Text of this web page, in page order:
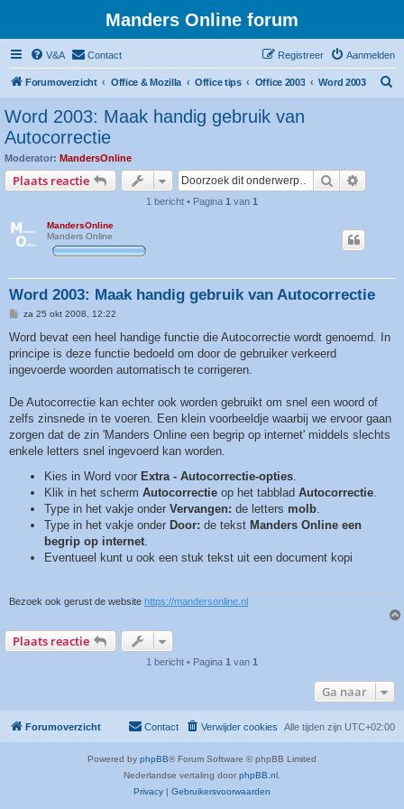
Manders Online forum
V&A Contact Aanmelden
Registreer
Forumoverzicht Office & Mozilla Office tips Office 2003 Word 2003
Word 2003: Maak handig gebruik van
Autocorrectie
Moderator: MandersOnline
Plaats reactie Zoek
1 bericht • Pagina 1 van 1
MandersOnline
Manders Online
Word 2003: Maak handig gebruik van Autocorrectie
B
r
c
h
t
za 25 okt 2008, 12:22
Word bevat een heel handige functie die Autocorrectie wordt genoemd. In
principe is deze functie bedoeld om door de gebruiker verkeerd
ingevoerde woorden automatisch te corrigeren.
De Autocorrectie kan echter ook worden gebruikt om snel een woord of
zelfs zinsnede in te voeren. Een klein voorbeeldje waarbij we ervoor gaan
zorgen dat de zin 'Manders Online een begrip op internet' middels slechts
enkele letters snel ingevoerd kan worden.
Kies in Word voor Extra - Autocorrectie-opties
Klik in het scherm Autocorrectie op het tabblad Autocorrectie
Type in het vakje onder Vervangen: de letters molb
Type in het vakje onder Door: de tekst Manders Online een
begrip op internet
Eventueel kunt u ook een stuk tekst uit een document kopi
Bezoek ook gerust de website https://mandersonline.nl
Plaats reactie
1 bericht • Pagina 1 van 1
Ga naar
Forumoverzicht Alle tijden zijn UTC+02:00
Verwijder cookies
Contact
Powered by phpBB® Forum Software © phpBB Limited
Nederlandse vertaling door phpBB.nl .
Privacy
Gebruikersvoorwaarden